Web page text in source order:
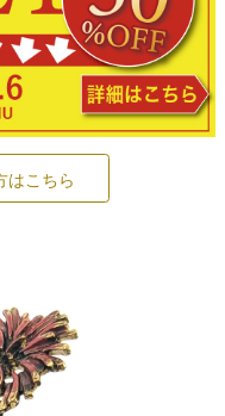
はこちら